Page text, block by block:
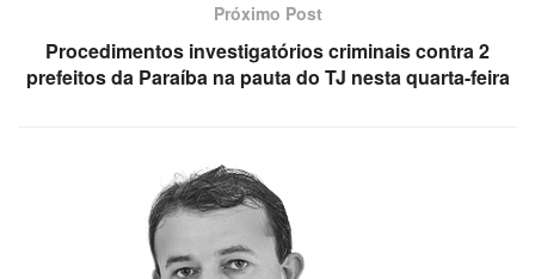
Próximo Post
Procedimentos investigatórios criminais contra 2
prefeitos da Paraíba na pauta do TJ nesta quarta-feira